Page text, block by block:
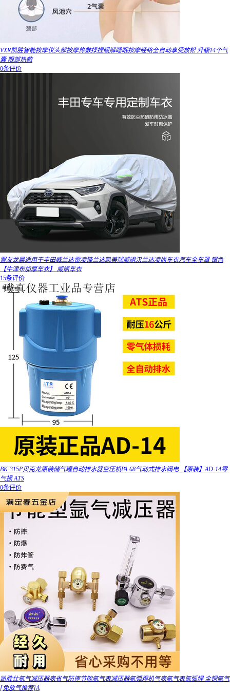
VXR凯胜智能按摩仪头部按摩热敷揉捏缓解睡眠按摩经络全自动享受放松 升级14个气
囊 眼部热敷
0条评价
置友龙晨适用于丰田威兰达雷凌锋兰达凯美瑞威飒汉兰达凌尚车衣汽车全车罩 银色
【牛津布加厚车衣】 威飒车衣
15条评价
BK-315P贝克龙原装储气罐自动排水器空压机PA-68气动式排水阀电 【原装】AD-14零
气损 ATS
0条评价
凯胜仕氩气减压器表省气防摔节能氩气表减压器氩弧焊机气表氩气表氩弧焊 全铜氩气
[免放气推荐]A